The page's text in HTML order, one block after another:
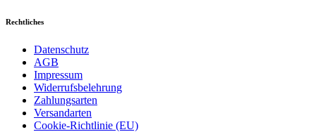
Rechtliches
Datenschutz
AGB
Impressum
Widerrufsbelehrung
Zahlungsarten
Versandarten
Cookie-Richtlinie (EU)